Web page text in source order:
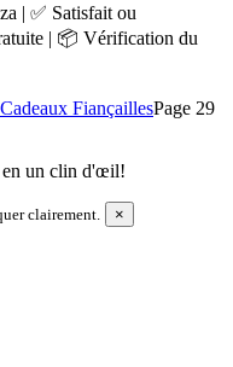
| ✅ Satisfait ou
| 📦 Vérification du
Cadeaux FiançaillesPage 29
en un clin d'œil!
clairement. ×